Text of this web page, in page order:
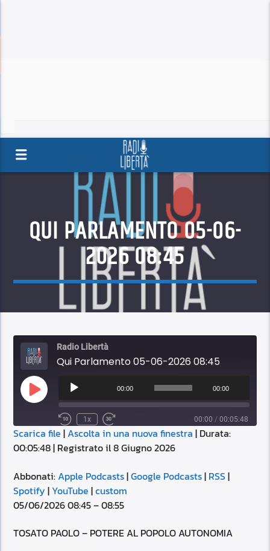
QUI PARLAMENTO 05-06-
2026 08:45
Radio Libertà
Qui Parlamento 05-06-2026 08:45
Play
Episode
Audio
Player
00:00 00:00
1x 00:00 / 00:05:48
SUBSCRIBE SHARE
Apple Podcasts Google Podcasts
YouTube
SHARE
LINK
Scarica file |Ascolta in una nuova finestra | Durata:
00:05:48| Registrato il 8 Giugno 2026
Abbonati:Apple Podcasts|Google Podcasts| RSS|
Spotify | YouTube |custom
05/06/2026 08:45 – 08:55
TOSATO PAOLO – POTERE AL POPOLO AUTONOMIA